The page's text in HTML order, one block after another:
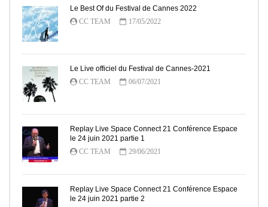
Le Best Of du Festival de Cannes 2022
CC TEAM
17/05/2022
Le Live officiel du Festival de Cannes-2021
CC TEAM
06/07/2021
Replay Live Space Connect 21 Conférence Espace
le 24 juin 2021 partie 1
CC TEAM
29/06/2021
Replay Live Space Connect 21 Conférence Espace
le 24 juin 2021 partie 2